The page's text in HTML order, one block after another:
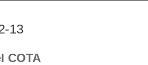
13
COTA